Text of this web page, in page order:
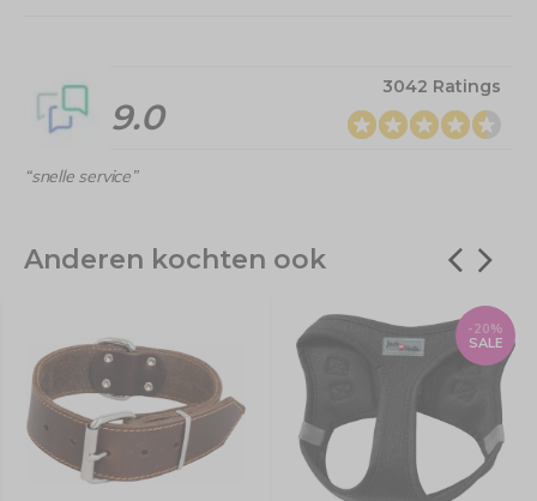
9.0
3042 Ratings
“snelle service”
Anderen kochten ook
-20%
SALE